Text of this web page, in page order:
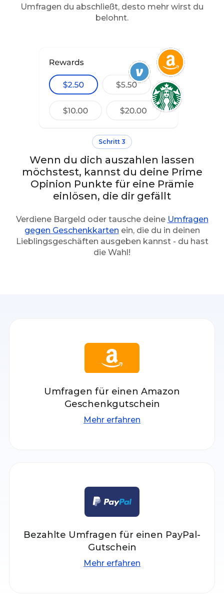
Umfragen du abschließt, desto mehr wirst du
belohnt.
Schritt 3
Wenn du dich auszahlen lassen
möchstest, kannst du deine Prime
Opinion Punkte für eine Prämie
einlösen, die dir gefällt
Verdiene Bargeld oder tausche deine Umfragen
gegen Geschenkkarten ein, die du in deinen
Lieblingsgeschäften ausgeben kannst - du hast
die Wahl!
Umfragen für einen Amazon
Geschenkgutschein
Mehr erfahren
Bezahlte Umfragen für einen PayPal-
Gutschein
Mehr erfahren